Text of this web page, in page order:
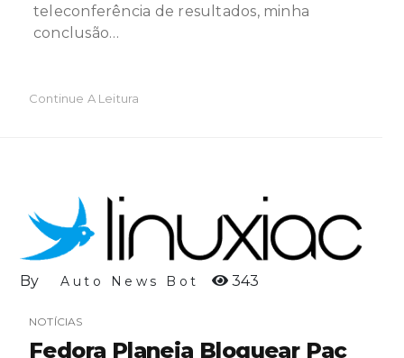
teleconferência de resultados, minha
conclusão…
Continue A Leitura
By Auto News Bot 343
NOTÍCIAS
Fedora Planeja Bloquear Pac